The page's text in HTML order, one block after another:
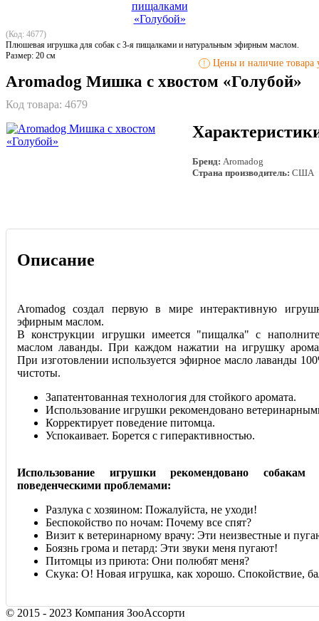
(Код: 4677)
Плюшевая игрушка для собак с 3-я пищалками и натуральным эфирным маслом.
Размер: 20 см
! Цены и наличие товара
Aromadog Мишка с хвостом «Голубой»
Код товара: 4679
Бренд: Aromadog
Страна производитель: США
Описание
Aromadog создал первую в мире интерактивную
эфирным маслом.
В конструкции игрушки имеется "пищалка" с
маслом лаванды. При каждом нажатии на игрушку
При изготовлении используется эфирное масло лаванды
чистоты.
Запатентованная технология для стойкого аромата.
Использование игрушки рекомендовано
Корректирует поведение питомца.
Успокаивает. Борется с гиперактивностью.
Использование игрушки рекомендовано
поведенческими проблемами:
Разлука с хозяином: Пожалуйста, не уходи!
Беспокойство по ночам: Почему все спят?
Визит к ветеринарному врачу: Эти неизвестные и
Боязнь грома и петард: Эти звуки меня пугают!
Питомцы из приюта: Они полюбят меня?
Скука: О! Новая игрушка, как хорошо. Спокойствие,
© 2015 - 2023 Компания ЗооАссорти